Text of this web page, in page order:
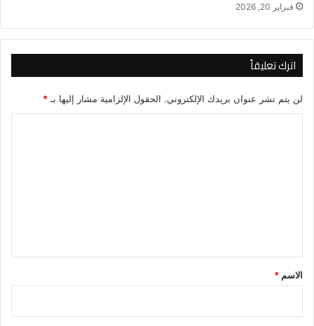
فبراير 20, 2026
اترك تعليقاً
لن يتم نشر عنوان بريدك الإلكتروني. الحقول الإلزامية مشار إليها بـ *
*
الاسم *